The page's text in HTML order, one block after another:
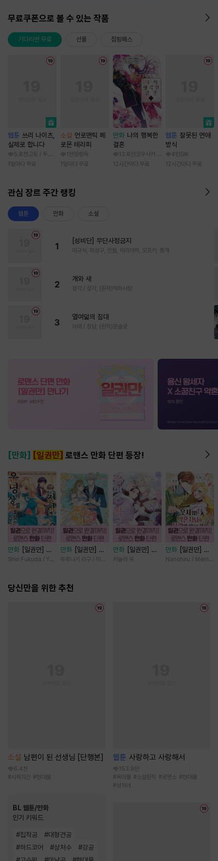
무료쿠폰으로 볼 수 있는 작품
기다리면 무료 선물 점핑패스
웹툰 쓰리 나이츠,
실제로 합니다
5.8천 고토 / 두나래
1일마다 무료
소설 언로맨틱 페
로몬 테라피
1천 망랑독
1일마다 무료
만화 나의 행복한
결혼
13.8만 코우사카 리토 / 아기토기 아쿠미
12시간마다 무료
웹툰 잘못된 연애
방식
4만 SIK
12시간마다 무료
관심 장르 주간 랭킹
웹툰 만화 소설
1
[성비단] 무단사정금지
마규식, 피상구, 진월, 테리야끼, 오프카, 뚱개
2
개와 새
정각 / 정각, (원작)박하사탕
3
열여덟의 침대
자태 / 청담, (원작)문슬로
[만화] [일권만] 로맨스 만화 단편 등장!
만화
[일권만] 전
하께서는 오늘도
(웃음) [단행본]
Shin Fukuda / Yoko Kurosu
만화
[일권만] 제
약혼은 취소되었습
하루나기 리구 / 미즈메
만화
[일권만] 죽
을 뻔한 늑대가 운
카놀라 유
만화
[일권만] 웃
지 않는 약혼자님
Nanohiru / Memeko
당신만을 위한 추천
소설 남편이 된 선생님 [단행본]
6.4천
#사제지간 #현대물
BL 웹툰/만화
인기 키워드
#집착공 #대형견공
#하드코어 #상처수 #강공
웹툰 사랑하고 사랑해서
153.9만
#육아물 #소설원작 #로맨스 #현대물
#상처녀